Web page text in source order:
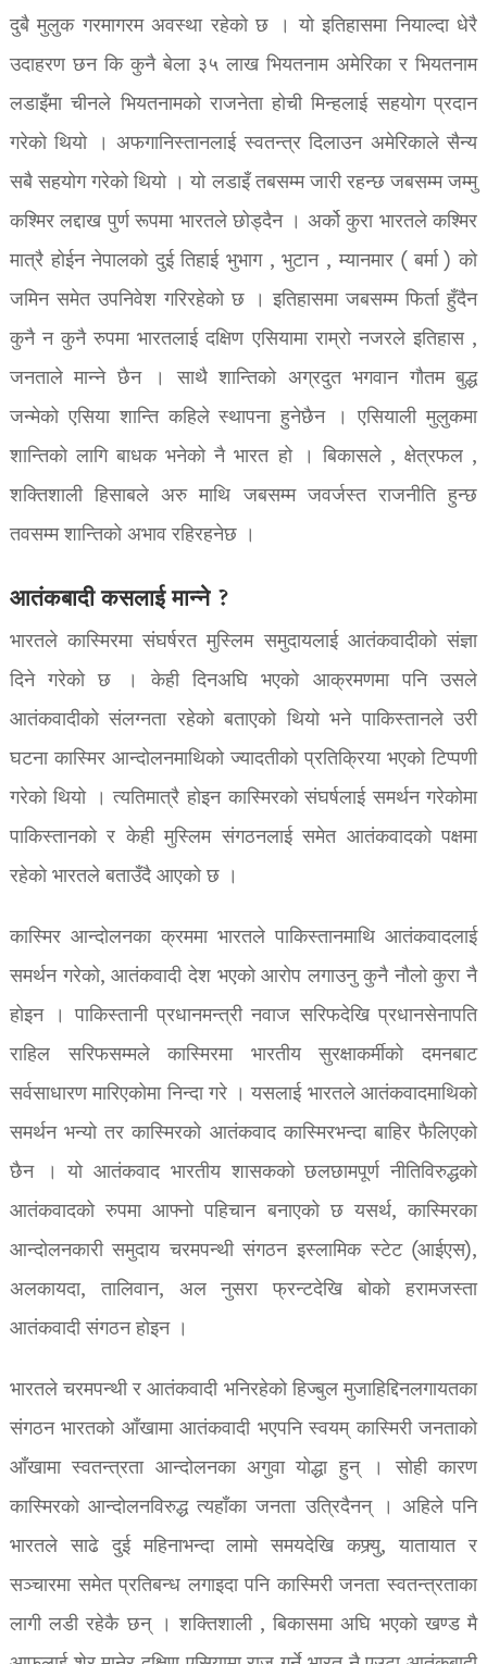
दुबै मुलुक गरमागरम अवस्था रहेको छ । यो इतिहासमा नियाल्दा धेरै
उदाहरण छन कि कुनै बेला ३५ लाख भियतनाम अमेरिका र भियतनाम
लडाइँमा चीनले भियतनामको राजनेता होची मिन्हलाई सहयोग प्रदान
गरेको थियो । अफगानिस्तानलाई स्वतन्त्र दिलाउन अमेरिकाले सैन्य
सबै सहयोग गरेको थियो । यो लडाइँ तबसम्म जारी रहन्छ जबसम्म जम्मु
कश्मिर लद्दाख पुर्ण रूपमा भारतले छोड्दैन । अर्को कुरा भारतले कश्मिर
मात्रै होईन नेपालको दुई तिहाई भुभाग , भुटान , म्यानमार ( बर्मा ) को
जमिन समेत उपनिवेश गरिरहेको छ । इतिहासमा जबसम्म फिर्ता हुँदैन
कुनै न कुनै रुपमा भारतलाई दक्षिण एसियामा राम्रो नजरले इतिहास ,
जनताले मान्ने छैन । साथै शान्तिको अग्रदुत भगवान गौतम बुद्ध
जन्मेको एसिया शान्ति कहिले स्थापना हुनेछैन । एसियाली मुलुकमा
शान्तिको लागि बाधक भनेको नै भारत हो । बिकासले , क्षेत्रफल ,
शक्तिशाली हिसाबले अरु माथि जबसम्म जवर्जस्त राजनीति हुन्छ
तवसम्म शान्तिको अभाव रहिरहनेछ ।
आतंकबादी कसलाई मान्ने ?
भारतले कास्मिरमा संघर्षरत मुस्लिम समुदायलाई आतंकवादीको संज्ञा
दिने गरेको छ । केही दिनअघि भएको आक्रमणमा पनि उसले
आतंकवादीको संलग्नता रहेको बताएको थियो भने पाकिस्तानले उरी
घटना कास्मिर आन्दोलनमाथिको ज्यादतीको प्रतिक्रिया भएको टिप्पणी
गरेको थियो । त्यतिमात्रै होइन कास्मिरको संघर्षलाई समर्थन गरेकोमा
पाकिस्तानको र केही मुस्लिम संगठनलाई समेत आतंकवादको पक्षमा
रहेको भारतले बताउँदै आएको छ ।
कास्मिर आन्दोलनका क्रममा भारतले पाकिस्तानमाथि आतंकवादलाई
समर्थन गरेको, आतंकवादी देश भएको आरोप लगाउनु कुनै नौलो कुरा नै
होइन । पाकिस्तानी प्रधानमन्त्री नवाज सरिफदेखि प्रधानसेनापति
राहिल सरिफसम्मले कास्मिरमा भारतीय सुरक्षाकर्मीको दमनबाट
सर्वसाधारण मारिएकोमा निन्दा गरे । यसलाई भारतले आतंकवादमाथिको
समर्थन भन्यो तर कास्मिरको आतंकवाद कास्मिरभन्दा बाहिर फैलिएको
छैन । यो आतंकवाद भारतीय शासकको छलछामपूर्ण नीतिविरुद्धको
आतंकवादको रुपमा आफ्नो पहिचान बनाएको छ यसर्थ, कास्मिरका
आन्दोलनकारी समुदाय चरमपन्थी संगठन इस्लामिक स्टेट (आईएस),
अलकायदा, तालिवान, अल नुसरा फ्रन्टदेखि बोको हरामजस्ता
आतंकवादी संगठन होइन ।
भारतले चरमपन्थी र आतंकवादी भनिरहेको हिज्बुल मुजाहिद्दिनलगायतका
संगठन भारतको आँखामा आतंकवादी भएपनि स्वयम् कास्मिरी जनताको
आँखामा स्वतन्त्रता आन्दोलनका अगुवा योद्धा हुन् । सोही कारण
कास्मिरको आन्दोलनविरुद्ध त्यहाँका जनता उत्रिदैनन् । अहिले पनि
भारतले साढे दुई महिनाभन्दा लामो समयदेखि कफ्र्यु, यातायात र
सञ्चारमा समेत प्रतिबन्ध लगाइदा पनि कास्मिरी जनता स्वतन्त्रताका
लागी लडी रहेकै छन् । शक्तिशाली , बिकासमा अघि भएको खण्ड मै